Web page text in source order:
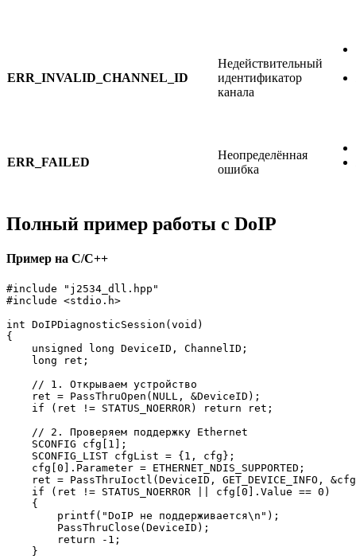
ERR_INVALID_CHANNEL_ID
Недействительный
идентификатор
канала
ERR_FAILED
Неопределённая
ошибка
Полный пример работы с DoIP
Пример на C/C++
#include "j2534_dll.hpp"
#include <stdio.h>
int DoIPDiagnosticSession(void)
{
    unsigned long DeviceID, ChannelID;
    long ret;
    // 1. Открываем устройство
    ret = PassThruOpen(NULL, &DeviceID);
    if (ret != STATUS_NOERROR) return ret;
    // 2. Проверяем поддержку Ethernet
    SCONFIG cfg[1];
    SCONFIG_LIST cfgList = {1, cfg};
    cfg[0].Parameter = ETHERNET_NDIS_SUPPORTED;
ret = PassThruIoctl(DeviceID, GET_DEVICE_INFO,
    if (ret != STATUS_NOERROR || cfg[0].Value == 0)
    {
        printf("DoIP не поддерживается\n");
        PassThruClose(DeviceID);
        return -1;
    }